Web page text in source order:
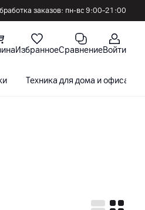
заказов: пн-вс 9:00–21:00
ИзбранноеСравнениеВойти
Техника для дома и офиса